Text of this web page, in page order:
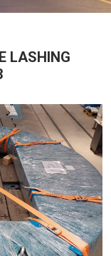
LASHING